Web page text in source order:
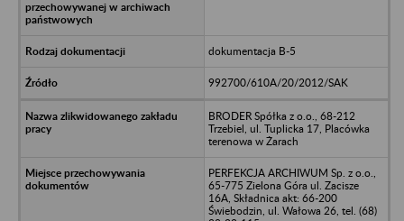
dokumentacja B-5
992700/610A/20/2012/SAK
BRODER Spółka z o.o., 68-212
Trzebiel, ul. Tuplicka 17, Placówka
terenowa w Żarach
PERFEKCJA ARCHIWUM Sp. z o.o.,
65-775 Zielona Góra ul. Zacisze
16A, Składnica akt: 66-200
Świebodzin, ul. Wałowa 26, tel. (68)